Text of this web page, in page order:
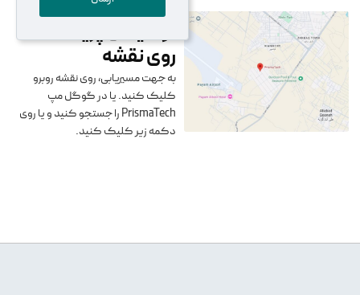
لوکیشن پریسماتک
روی نقشه
به جهت مسیریابی، روی نقشه روبرو
کلیک کنید. یا در گوگل مپ
PrismaTech را جستجو کنید و یا روی
دکمه زیر کلیک کنید.